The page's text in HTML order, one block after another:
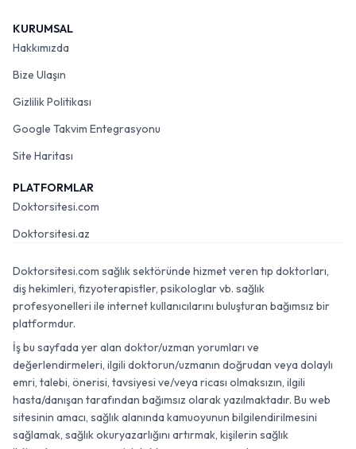
KURUMSAL
Hakkımızda
Bize Ulaşın
Gizlilik Politikası
Google Takvim Entegrasyonu
Site Haritası
PLATFORMLAR
Doktorsitesi.com
Doktorsitesi.az
Doktorsitesi.com sağlık sektöründe hizmet veren tıp doktorları,
diş hekimleri, fizyoterapistler, psikologlar vb. sağlık
profesyonelleri ile internet kullanıcılarını buluşturan bağımsız bir
platformdur.
İş bu sayfada yer alan doktor/uzman yorumları ve
değerlendirmeleri, ilgili doktorun/uzmanın doğrudan veya dolaylı
emri, talebi, önerisi, tavsiyesi ve/veya ricası olmaksızın, ilgili
hasta/danışan tarafından bağımsız olarak yazılmaktadır. Bu web
sitesinin amacı, sağlık alanında kamuoyunun bilgilendirilmesini
sağlamak, sağlık okuryazarlığını artırmak, kişilerin sağlık